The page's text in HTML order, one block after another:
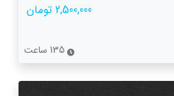
2,500,000 تومان